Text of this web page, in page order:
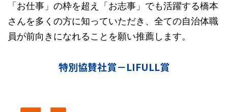
「お仕事」の枠を超え「お志事」でも活躍する橋本
さんを多くの方に知っていただき、全ての自治体職
員が前向きになれることを願い推薦します。
特別協賛社賞－LIFULL賞